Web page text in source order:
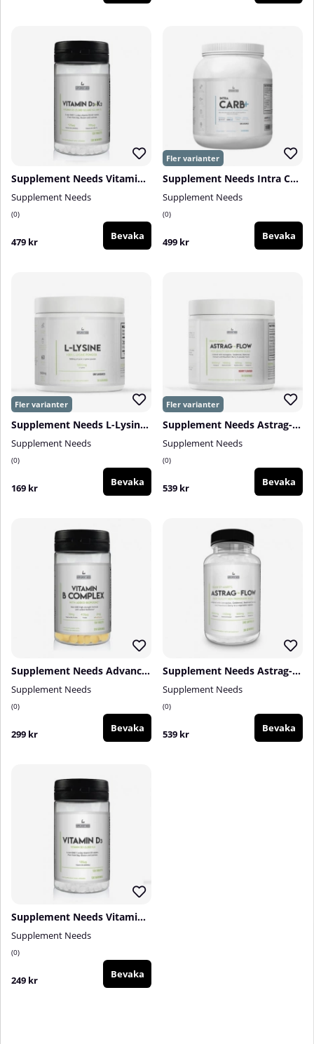
Supplement Needs Vitamin D3 + K2 (MK-7), 120 tabs
Supplement Needs
0
479 kr Bevaka
Supplement Needs Intra Carbs+, 30 serv.
Supplement Needs
0
499 kr Bevaka
Supplement Needs L-Lysine, 300 g
Supplement Needs
0
169 kr Bevaka
Supplement Needs Astrag-Flow, 30 serv.
Supplement Needs
0
539 kr Bevaka
Supplement Needs Advanced Vitamin B Complex, 120 tabs
Supplement Needs
0
299 kr Bevaka
Supplement Needs Astrag-Flow, 240 caps
Supplement Needs
0
539 kr Bevaka
Supplement Needs Vitamin D3, 120 tabs
Supplement Needs
0
249 kr Bevaka